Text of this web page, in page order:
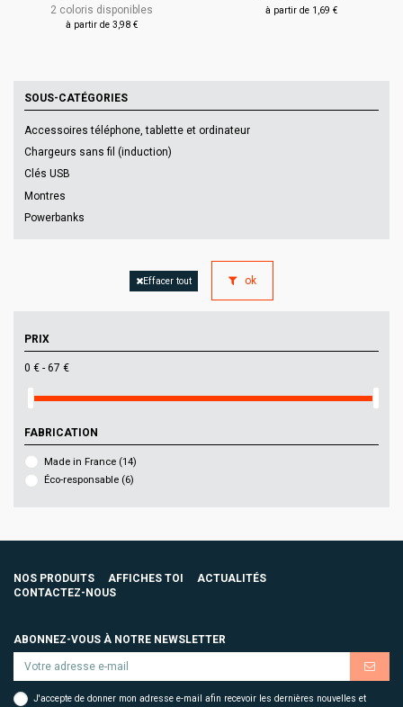
2 coloris disponibles
à partir de 3,98 €
à partir de 1,69 €
SOUS-CATÉGORIES
Accessoires téléphone, tablette et ordinateur
Chargeurs sans fil (induction)
Clés USB
Montres
Powerbanks
Effacer tout ok
PRIX
0 € - 67 €
FABRICATION
Made in France (14)
Éco-responsable (6)
NOS PRODUITS AFFICHES TOI
ACTUALITÉS
CONTACTEZ-NOUS
ABONNEZ-VOUS À NOTRE NEWSLETTER
J'accepte de donner mon adresse e-mail afin recevoir les dernières nouvelles et